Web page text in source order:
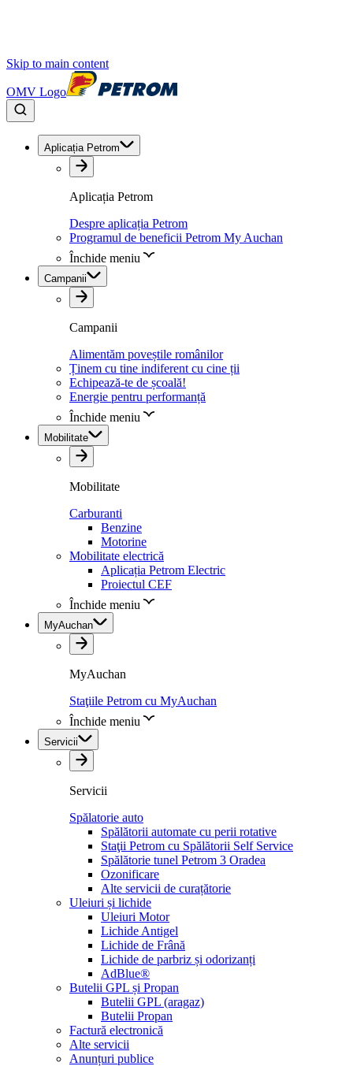
Skip to main content
OMV Logo
Aplicația Petrom
Aplicația Petrom
Despre aplicația Petrom
Programul de beneficii Petrom My Auchan
Închide meniu
Campanii
Campanii
Alimentăm poveștile românilor
Ținem cu tine indiferent cu cine ții
Echipează-te de școală!
Energie pentru performanță
Închide meniu
Mobilitate
Mobilitate
Carburanti
Benzine
Motorine
Mobilitate electrică
Aplicația Petrom Electric
Proiectul CEF
Închide meniu
MyAuchan
MyAuchan
Staţiile Petrom cu MyAuchan
Închide meniu
Servicii
Servicii
Spălatorie auto
Spălătorii automate cu perii rotative
Staţii Petrom cu Spălătorii Self Service
Spălătorie tunel Petrom 3 Oradea
Ozonificare
Alte servicii de curațătorie
Uleiuri și lichide
Uleiuri Motor
Lichide Antigel
Lichide de Frână
Lichide de parbriz și odorizanți
AdBlue®
Butelii GPL și Propan
Butelii GPL (aragaz)
Butelii Propan
Factură electronică
Alte servicii
Anunțuri publice